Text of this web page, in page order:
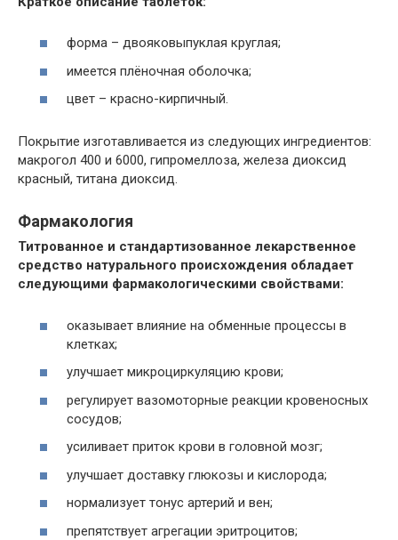
форма – двояковыпуклая круглая;
имеется плёночная оболочка;
цвет – красно-кирпичный.
Покрытие изготавливается из следующих ингредиентов:
макрогол 400 и 6000, гипромеллоза, железа диоксид
красный, титана диоксид.
Фармакология
Титрованное и стандартизованное лекарственное
средство натурального происхождения обладает
следующими фармакологическими свойствами:
оказывает влияние на обменные процессы в
клетках;
улучшает микроциркуляцию крови;
регулирует вазомоторные реакции кровеносных
сосудов;
усиливает приток крови в головной мозг;
улучшает доставку глюкозы и кислорода;
нормализует тонус артерий и вен;
препятствует агрегации эритроцитов;